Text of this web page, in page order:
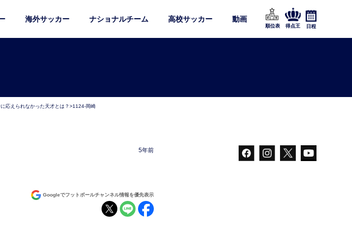
海外サッカー ナショナルチーム 高校サッカー 動画
順位表 得点王 日程
応えられなかった天才とは？>1124-岡崎
5年前
Googleでフットボールチャンネル情報を優先表示